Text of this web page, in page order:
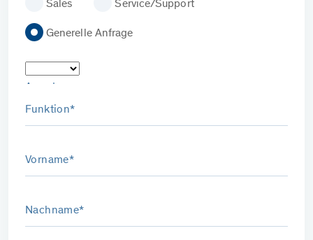
Sales Service/Support
Generelle Anfrage
Anrede
Funktion*
Vorname*
Nachname*